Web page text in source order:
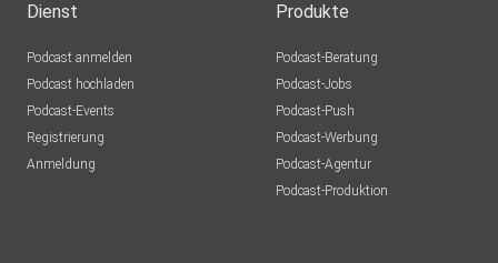
Dienst
Podcast anmelden
Podcast hochladen
Podcast-Events
Registrierung
Anmeldung
Produkte
Podcast-Beratung
Podcast-Jobs
Podcast-Push
Podcast-Werbung
Podcast-Agentur
Podcast-Produktion